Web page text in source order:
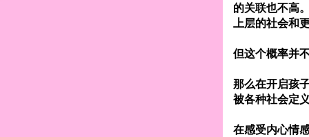
的关联也不高
上层的社会和
但这个概率并
那么在开启孩
被各种社会定
在感受内心情